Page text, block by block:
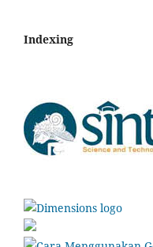
Indexing